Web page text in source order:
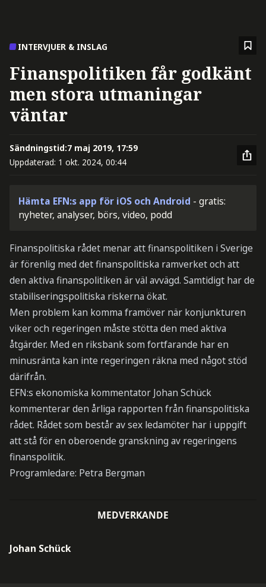
INTERVJUER & INSLAG
Finanspolitiken får godkänt
men stora utmaningar
väntar
Sändningstid:7 maj 2019, 17:59
Uppdaterad: 1 okt. 2024, 00:44
Hämta EFN:s app för iOS och Android - gratis:
nyheter, analyser, börs, video, podd
Finanspolitiska rådet menar att finanspolitiken i Sverige
är förenlig med det finanspolitiska ramverket och att
den aktiva finanspolitiken är väl avvägd. Samtidigt har de
stabiliseringspolitiska riskerna ökat.
Men problem kan komma framöver när konjunkturen
viker och regeringen måste stötta den med aktiva
åtgärder. Med en riksbank som fortfarande har en
minusränta kan inte regeringen räkna med något stöd
därifrån.
EFN:s ekonomiska kommentator Johan Schück
kommenterar den årliga rapporten från finanspolitiska
rådet. Rådet som består av sex ledamöter har i uppgift
att stå för en oberoende granskning av regeringens
finanspolitik.
Programledare: Petra Bergman
MEDVERKANDE
Johan Schück